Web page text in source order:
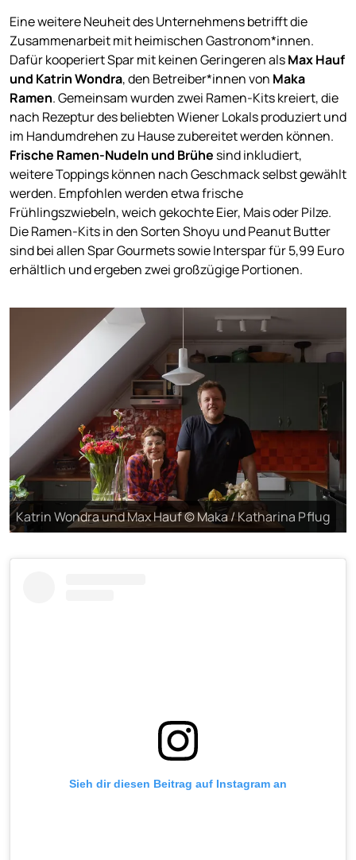
Eine weitere Neuheit des Unternehmens betrifft die
Zusammenarbeit mit heimischen Gastronom*innen.
Dafür kooperiert Spar mit keinen Geringeren alsMax Hauf
und Katrin Wondra, den Betreiber*innen von Maka
Ramen. Gemeinsam wurden zwei Ramen-Kits kreiert, die
nach Rezeptur des beliebten Wiener Lokals produziert und
im Handumdrehen zu Hause zubereitet werden können.
Frische Ramen-Nudeln und Brühe sind inkludiert,
weitere Toppings können nach Geschmack selbst gewählt
werden. Empfohlen werden etwa frische
Frühlingszwiebeln, weich gekochte Eier, Mais oder Pilze.
Die Ramen-Kits in den Sorten Shoyu und Peanut Butter
sind bei allen Spar Gourmets sowie Interspar für 5,99 Euro
erhältlich und ergeben zwei großzügige Portionen.
Katrin Wondra und Max Hauf © Maka / Katharina Pflug
Sieh dir diesen Beitrag auf Instagram an